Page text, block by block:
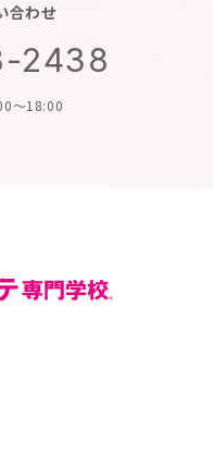
合わせ
2438
～18:00